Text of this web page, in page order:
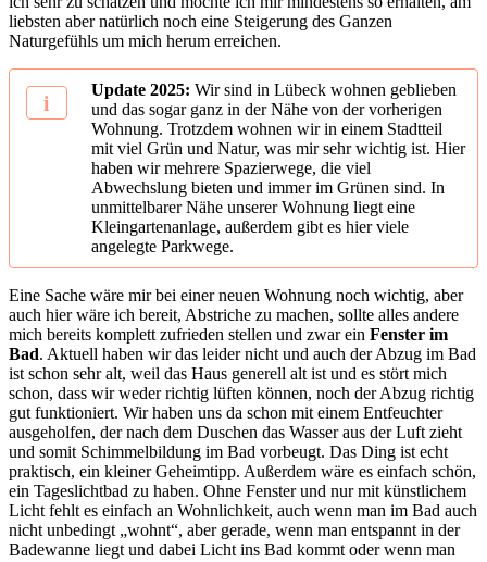
liebsten aber natürlich noch eine Steigerung des Ganzen
Naturgefühls um mich herum erreichen.
Update 2025: Wir sind in Lübeck wohnen geblieben
und das sogar ganz in der Nähe von der vorherigen
Wohnung. Trotzdem wohnen wir in einem Stadtteil
mit viel Grün und Natur, was mir sehr wichtig ist. Hier
haben wir mehrere Spazierwege, die viel
Abwechslung bieten und immer im Grünen sind. In
unmittelbarer Nähe unserer Wohnung liegt eine
Kleingartenanlage, außerdem gibt es hier viele
angelegte Parkwege.
Eine Sache wäre mir bei einer neuen Wohnung noch wichtig, aber
auch hier wäre ich bereit, Abstriche zu machen, sollte alles andere
mich bereits komplett zufrieden stellen und zwar ein Fenster im
Bad. Aktuell haben wir das leider nicht und auch der Abzug im Bad
ist schon sehr alt, weil das Haus generell alt ist und es stört mich
schon, dass wir weder richtig lüften können, noch der Abzug richtig
gut funktioniert. Wir haben uns da schon mit einem Entfeuchter
ausgeholfen, der nach dem Duschen das Wasser aus der Luft zieht
und somit Schimmelbildung im Bad vorbeugt. Das Ding ist echt
praktisch, ein kleiner Geheimtipp. Außerdem wäre es einfach schön,
ein Tageslichtbad zu haben. Ohne Fenster und nur mit künstlichem
Licht fehlt es einfach an Wohnlichkeit, auch wenn man im Bad auch
nicht unbedingt „wohnt“, aber gerade, wenn man entspannt in der
Badewanne liegt und dabei Licht ins Bad kommt oder wenn man